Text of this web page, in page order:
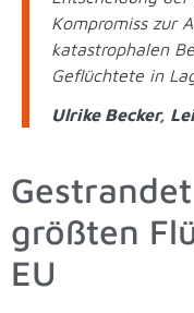
Kompromiss zur
katastrophalen
Geflüchtete in
Ulrike Becker,
größten
EU